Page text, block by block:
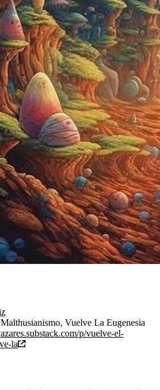
Vuelve La Eugenesia
p/vuelve-el-
la